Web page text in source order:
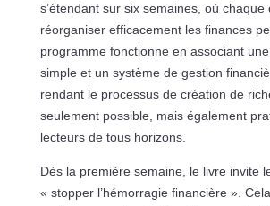
s’étendant sur six semaines, où chaque
réorganiser efficacement les finances
programme fonctionne en associant
simple et un système de gestion
rendant le processus de création de
seulement possible, mais également
lecteurs de tous horizons.
Dès la première semaine, le livre invite
« stopper l’hémorragie financière ».